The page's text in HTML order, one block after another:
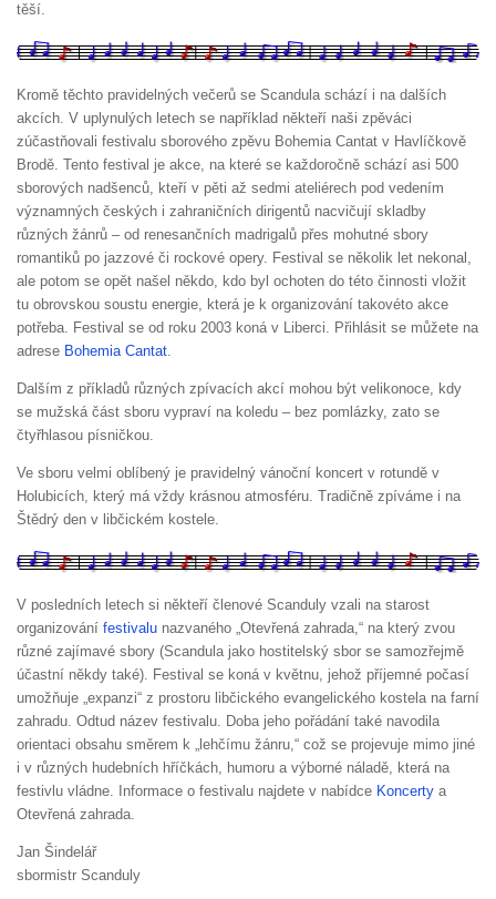
těší.
Kromě těchto pravidelných večerů se Scandula schází i na dalších
akcích. V uplynulých letech se například někteří naši zpěváci
zúčastňovali festivalu sborového zpěvu Bohemia Cantat v Havlíčkově
Brodě. Tento festival je akce, na které se každoročně schází asi 500
sborových nadšenců, kteří v pěti až sedmi ateliérech pod vedením
významných českých i zahraničních dirigentů nacvičují skladby
různých žánrů – od renesančních madrigalů přes mohutné sbory
romantiků po jazzové či rockové opery. Festival se několik let nekonal,
ale potom se opět našel někdo, kdo byl ochoten do této činnosti vložit
tu obrovskou soustu energie, která je k organizování takovéto akce
potřeba. Festival se od roku 2003 koná v Liberci. Přihlásit se můžete na
adrese Bohemia Cantat
Dalším z příkladů různých zpívacích akcí mohou být velikonoce, kdy
se mužská část sboru vypraví na koledu – bez pomlázky, zato se
čtyřhlasou písničkou.
Ve sboru velmi oblíbený je pravidelný vánoční koncert v rotundě v
Holubicích, který má vždy krásnou atmosféru. Tradičně zpíváme i na
Štědrý den v libčickém kostele.
V posledních letech si někteří členové Scanduly vzali na starost
organizování festivalu nazvaného „Otevřená zahrada,“ na který zvou
různé zajímavé sbory (Scandula jako hostitelský sbor se samozřejmě
účastní někdy také). Festival se koná v květnu, jehož příjemné počasí
umožňuje „expanzi“ z prostoru libčického evangelického kostela na farní
zahradu. Odtud název festivalu. Doba jeho pořádání také navodila
orientaci obsahu směrem k „lehčímu žánru,“ což se projevuje mimo jiné
i v různých hudebních hříčkách, humoru a výborné náladě, která na
festivlu vládne. Informace o festivalu najdete v nabídce Koncerty a
Otevřená zahrada.
Jan Šindelář
sbormistr Scanduly